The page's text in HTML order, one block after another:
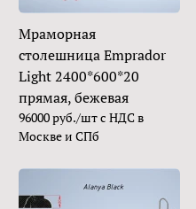
Мраморная
столешница Emprador
Light 2400*600*20
прямая, бежевая
96000 руб./шт с НДС в
Москве и СПб